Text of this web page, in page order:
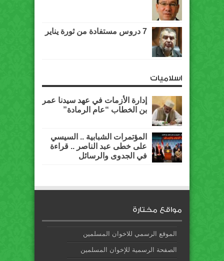
7 دروس مستفادة من ثورة يناير
اسلاميات
إدارة الأزمات في عهد سيدنا عمر
بن الخطاب “عام الرمادة”
المؤتمرات الشبابية .. السيسي
على خطى عبد الناصر .. قراءة
في الجدوى والرسائل
مواقع مختارة
الموقع الرسمي للاخوان المسلمين
الصفحة الرسمية للإخوان المسلمين